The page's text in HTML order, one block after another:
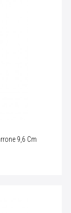
9,6 Cm